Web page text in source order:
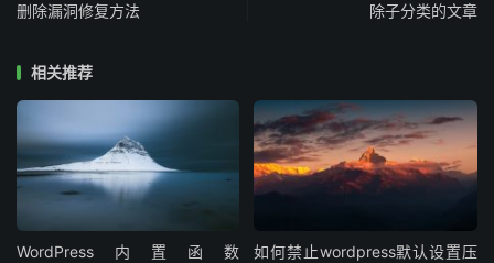
需要暂时禁用这些功能，让解析可以直接回源到服务器端
第4步：修复或更新WordPress主题及插件
经过前面个步骤，我们基本可以排除网站外部错误提示，可
以把问题落到wordpress程序本上问题上，此时我们重点关
注wordpress主题及插件问题，尝试切换插件和主题的启用
问题，看是否还会导致错误的出现。
删除漏洞修复方法
除子分类的文章
相关推荐
WordPress内置函数
如何禁止wordpress默认设置压